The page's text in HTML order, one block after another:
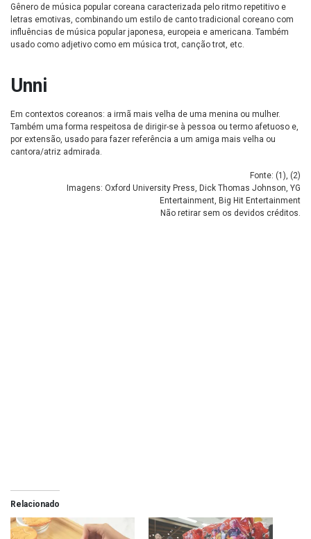
Gênero de música popular coreana caracterizada pelo ritmo repetitivo e
letras emotivas, combinando um estilo de canto tradicional coreano com
influências de música popular japonesa, europeia e americana. Também
usado como adjetivo como em música trot, canção trot, etc.
Unni
Em contextos coreanos: a irmã mais velha de uma menina ou mulher.
Também uma forma respeitosa de dirigir-se à pessoa ou termo afetuoso e,
por extensão, usado para fazer referência a um amiga mais velha ou
cantora/atriz admirada.
Fonte: (1 ), (2)
Imagens: Oxford University Press, Dick Thomas Johnson, YG
Entertainment, Big Hit Entertainment
Não retirar sem os devidos créditos.
Relacionado